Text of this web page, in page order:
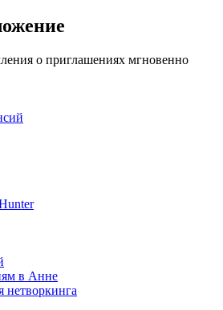
о приглашениях мгновенно
в Анне
нетворкинга